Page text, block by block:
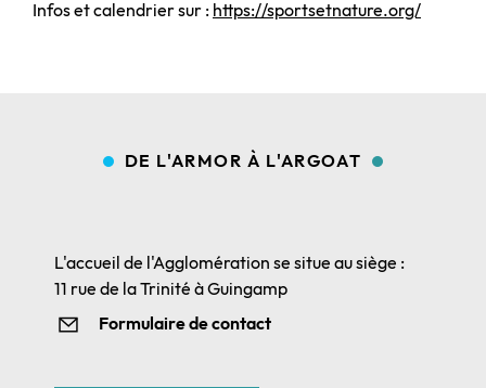
Infos et calendrier sur : https://sportsetnature.org/
DE L'ARMOR À L'ARGOAT
L'accueil de l'Agglomération se situe au siège :
11 rue de la Trinité à Guingamp
Formulaire de contact